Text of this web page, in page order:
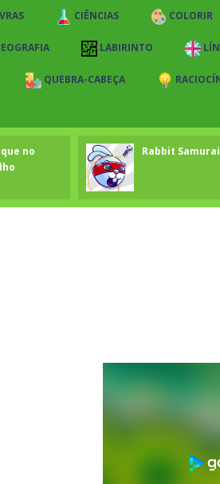
CIÊNCIAS COLORIR
LABIRINTO
QUEBRA-CABEÇA
no
Rabbit Samurai